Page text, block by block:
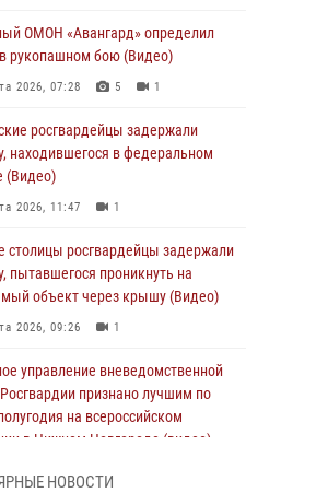
ОМОН «Авангард» определил
рукопашном бою (Видео)
2026, 07:28 5 1
росгвардейцы задержали
находившегося в федеральном
(Видео)
2026, 11:47 1
столицы росгвардейцы задержали
пытавшегося проникнуть на
объект через крышу (Видео)
2026, 09:26 1
управление вневедомственной
признано лучшим по
на всероссийском
в Нижнем Новгороде (видео)
НОВОСТИ